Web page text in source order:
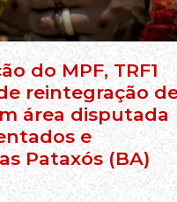
do MPF, TRF1
reintegração
área disputada
e
Pataxós (BA)